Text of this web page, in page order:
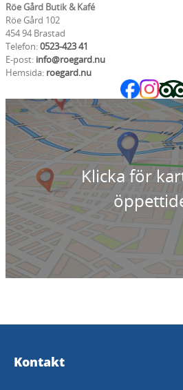
Röe Gård Butik & Kafé
Röe Gård 102
454 94 Brastad
Telefon:0523-423 41
E-post: info@roegard.nu
Hemsida: roegard.nu
Klicka för
Kontakt